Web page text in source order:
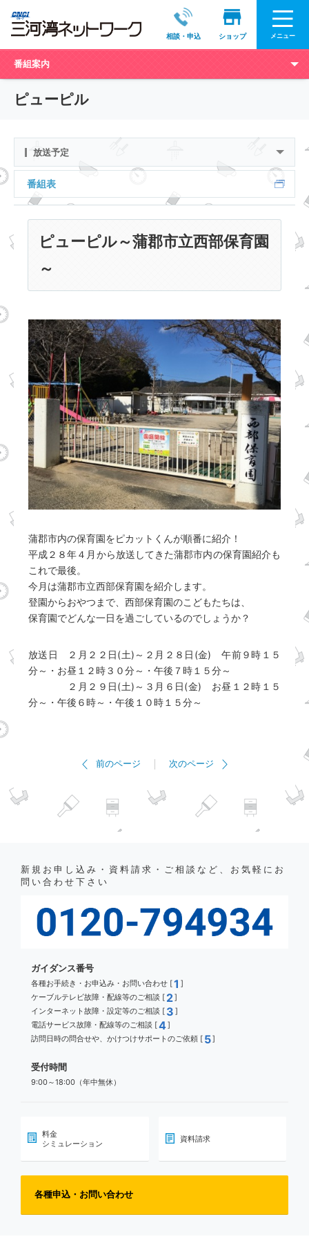
相談・申込 ショップ メニュー
番組案内
ピューピル
放送予定
番組表
ピューピル～蒲郡市立西部保育園
～
蒲郡市内の保育園をピカットくんが順番に紹介！
平成２８年４月から放送してきた蒲郡市内の保育園紹介も
これで最後。
今月は蒲郡市立西部保育園を紹介します。
登園からおやつまで、西部保育園のこどもたちは、
保育園でどんな一日を過ごしているのでしょうか？
放送日 ２月２２日(土)～２月２８日(金) 午前９時１５
分～・お昼１２時３０分～・午後７時１５分～
２月２９日(土)～３月６日(金) お昼１２時１５
分～・午後６時～・午後１０時１５分～
前のページ 次のページ
新規お申し込み・資料請求・ご相談など、お気軽にお
問い合わせ下さい
ガイダンス番号
各種お手続き・お申込み・お問い合わせ [1 ]
ケーブルテレビ故障・配線等のご相談 [ 2]
インターネット故障・設定等のご相談 [ 3 ]
電話サービス故障・配線等のご相談 [4]
訪問日時の問合せや、かけつけサポートのご依頼 [ 5]
受付時間
9:00～18:00（年中無休）
料金
シミュレーション
資料請求
各種申込・お問い合わせ